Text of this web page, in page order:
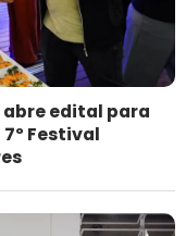
edital para
Festival